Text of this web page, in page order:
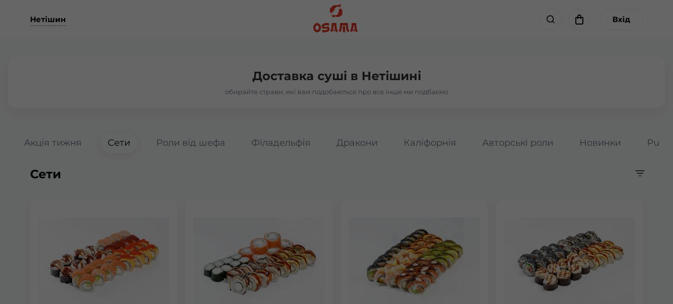
Нетішин Вхід
Доставка суші в Нетішині
обирайте страви, які вам подобаються про все інше ми подбаємо
Акція тижня Сети Роли від шефа Філадельфія Дракони Каліфорнія Авторські роли Новинки
Сети